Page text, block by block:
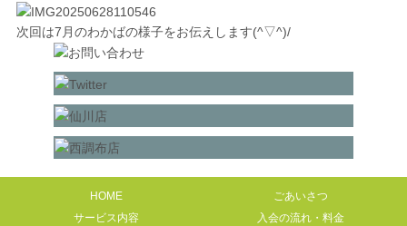
次回は7月のわかばの様子をお伝えします(^▽^)/
HOME
ごあいさつ
サービス内容
入会の流れ・料金